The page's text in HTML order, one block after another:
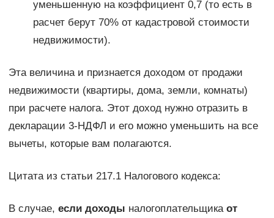
уменьшенную на коэффициент 0,7 (то есть в
расчет берут 70% от кадастровой стоимости
недвижимости).
Эта величина и признается доходом от продажи
недвижимости (квартиры, дома, земли, комнаты)
при расчете налога. Этот доход нужно отразить в
декларации 3-НДФЛ и его можно уменьшить на все
вычеты, которые вам полагаются.
Цитата из статьи 217.1 Налогового кодекса:
В случае, если доходы налогоплательщика от